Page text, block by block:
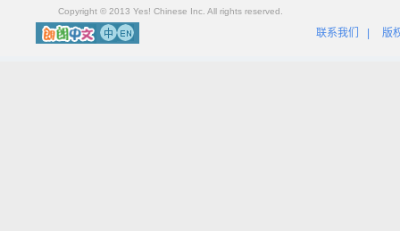
Copyright © 2013 Yes! Chinese Inc. All rights reserved.
联系我们 版